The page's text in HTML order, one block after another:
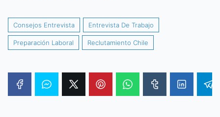
Consejos Entrevista Entrevista De Trabajo
Preparación Laboral Reclutamiento Chile